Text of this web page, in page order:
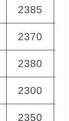
2385
2370
2380
2300
2350